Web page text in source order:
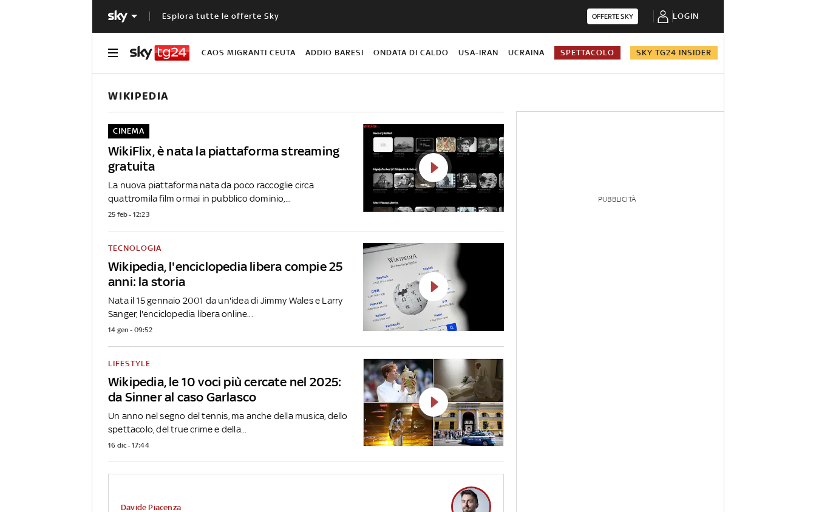
Esplora tutte le offerte Sky OFFERTE SKY LOGIN
CAOS MIGRANTI CEUTA ADDIO BARESI ONDATA DI CALDO USA-IRAN UCRAINA SPETTACOLO SKY TG24 INSIDER
WIKIPEDIA
WikiFlix, è nata la piattaforma streaming
gratuita
CINEMA
La nuova piattaforma nata da poco raccoglie circa
quattromila film ormai in pubblico dominio,...
25 feb - 12:23
Wikipedia, l'enciclopedia libera compie 25
anni: la storia
TECNOLOGIA
Nata il 15 gennaio 2001 da un'idea di Jimmy Wales e Larry
Sanger, l'enciclopedia libera online...
14 gen - 09:52
Wikipedia, le 10 voci più cercate nel 2025:
da Sinner al caso Garlasco
LIFESTYLE
Un anno nel segno del tennis, ma anche della musica, dello
spettacolo, del true crime e della...
16 dic - 17:44
Davide Piacenza
PUBBLICITÀ